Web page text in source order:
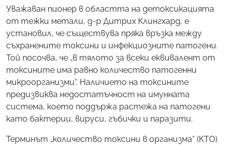
Уважаван пионер в областта на детоксикацията
от тежки метали, д-р Дитрих Клингхард, е
установил, че съществува пряка връзка между
съхранените токсини и инфекциозните патогени.
Той посочва, че „в тялото за всеки еквивалент от
токсините има равно количество патогенни
микроорганизми“. Наличието на токсините
предизвиква недостатъчност на имунната
система, което поддържа растежа на патогени
като бактерии, вируси, гъбички и паразити.
Терминът „количество токсини в организма“ (КТО)